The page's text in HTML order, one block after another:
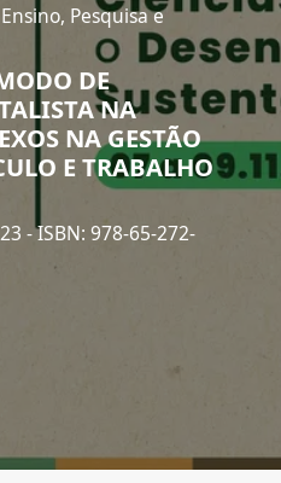
Pesquisa e
DE
NA
NA GESTÃO
E TRABALHO
- ISBN: 978-65-272-